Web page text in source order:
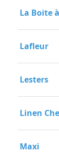
La Boite
Lafleur
Lesters
Linen
Maxi